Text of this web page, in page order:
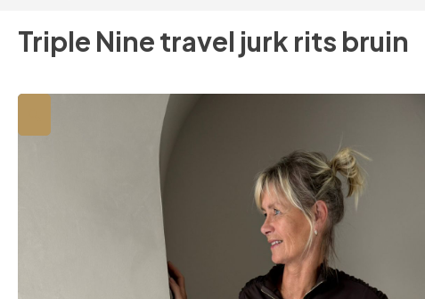
Triple Nine travel jurk rits bruin